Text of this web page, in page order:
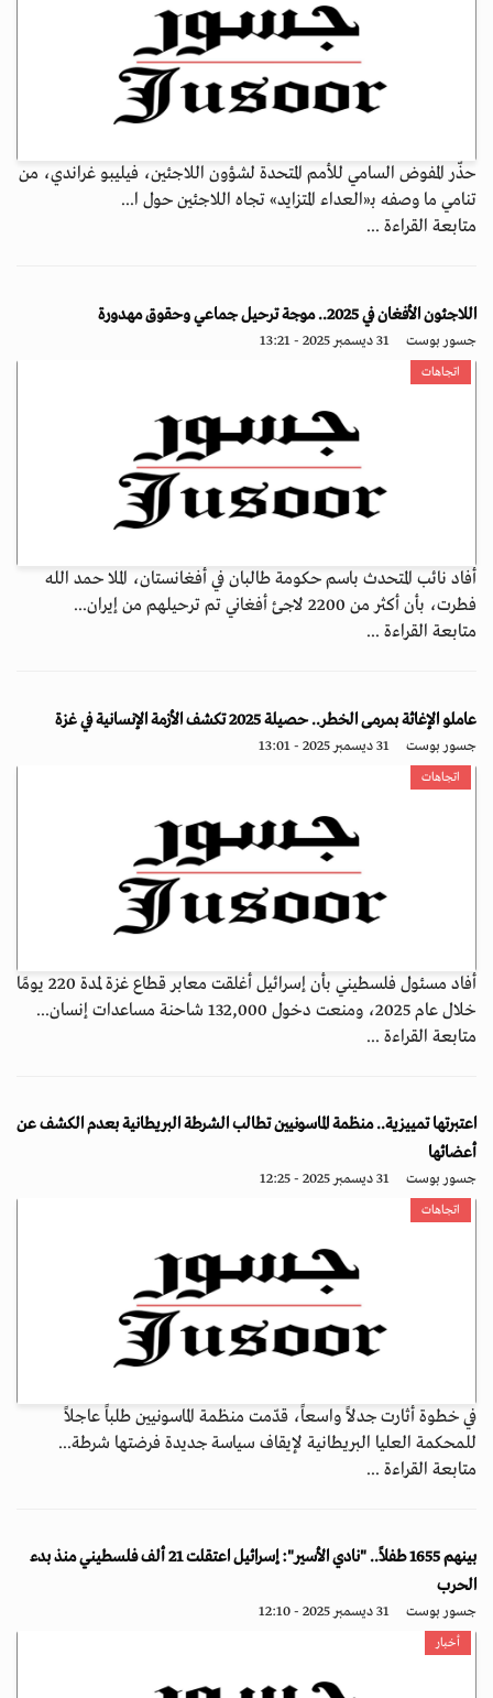
حذّر المفوض السامي للأمم المتحدة لشؤون اللاجئين، فيليبو غراندي، من
تنامي ما وصفه بـ«العداء المتزايد» تجاه اللاجئين حول ا...
متابعة القراءة ...
اللاجئون الأفغان في 2025.. موجة ترحيل جماعي وحقوق مهدورة
جسور بوست 31 ديسمبر 2025 - 13:21
اتجاهات
أفاد نائب المتحدث باسم حكومة طالبان في أفغانستان، الملا حمد الله
فطرت، بأن أكثر من 2200 لاجئ أفغاني تم ترحيلهم من إيران...
متابعة القراءة ...
عاملو الإغاثة بمرمى الخطر.. حصيلة 2025 تكشف الأزمة الإنسانية في غزة
جسور بوست 31 ديسمبر 2025 - 13:01
اتجاهات
أفاد مسئول فلسطيني بأن إسرائيل أغلقت معابر قطاع غزة لمدة 220 يومًا
خلال عام 2025، ومنعت دخول 132,000 شاحنة مساعدات إنسان...
متابعة القراءة ...
اعتبرتها تمييزية.. منظمة الماسونيين تطالب الشرطة البريطانية بعدم الكشف عن
أعضائها
جسور بوست 31 ديسمبر 2025 - 12:25
اتجاهات
في خطوة أثارت جدلاً واسعاً، قدّمت منظمة الماسونيين طلباً عاجلاً
للمحكمة العليا البريطانية لإيقاف سياسة جديدة فرضتها شرطة...
متابعة القراءة ...
بينهم 1655 طفلاً.. "نادي الأسير": إسرائيل اعتقلت 21 ألف فلسطيني منذ بدء
الحرب
جسور بوست 31 ديسمبر 2025 - 12:10
أخبار